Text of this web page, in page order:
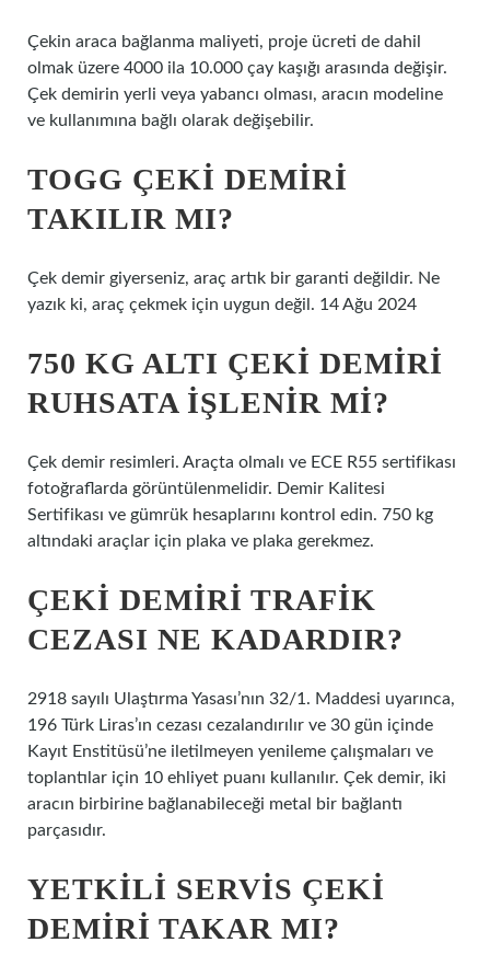
Çekin araca bağlanma maliyeti, proje ücreti de dahil
olmak üzere 4000 ila 10.000 çay kaşığı arasında değişir.
Çek demirin yerli veya yabancı olması, aracın modeline
ve kullanımına bağlı olarak değişebilir.
TOGG ÇEKI DEMIRI
TAKILIR MI?
Çek demir giyerseniz, araç artık bir garanti değildir. Ne
yazık ki, araç çekmek için uygun değil. 14 Ağu 2024
750 KG ALTI ÇEKI DEMIRI
RUHSATA IŞLENIR MI?
Çek demir resimleri. Araçta olmalı ve ECE R55 sertifikası
fotoğraflarda görüntülenmelidir. Demir Kalitesi
Sertifikası ve gümrük hesaplarını kontrol edin. 750 kg
altındaki araçlar için plaka ve plaka gerekmez.
ÇEKI DEMIRI TRAFIK
CEZASI NE KADARDIR?
2918 sayılı Ulaştırma Yasası’nın 32/1. Maddesi uyarınca,
196 Türk Liras’ın cezası cezalandırılır ve 30 gün içinde
Kayıt Enstitüsü’ne iletilmeyen yenileme çalışmaları ve
toplantılar için 10 ehliyet puanı kullanılır. Çek demir, iki
aracın birbirine bağlanabileceği metal bir bağlantı
parçasıdır.
YETKILI SERVIS ÇEKI
DEMIRI TAKAR MI?